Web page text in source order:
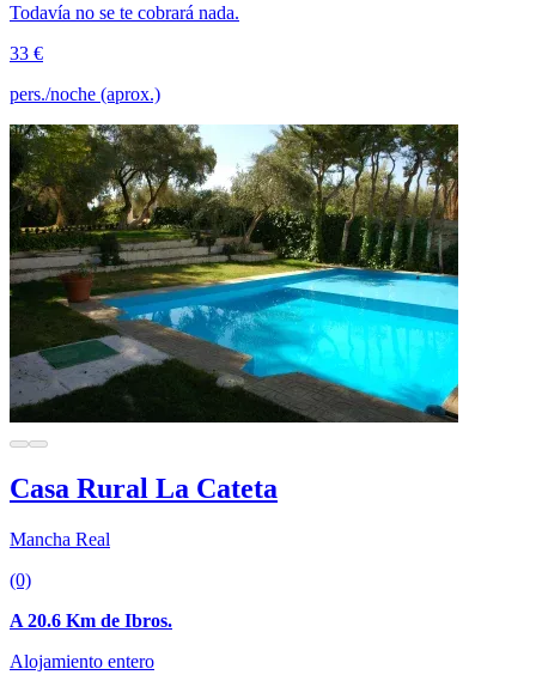
Todavía no se te cobrará nada.
33 €
pers./noche (aprox.)
Casa Rural La Cateta
Mancha Real
(0)
A 20.6 Km de Ibros.
Alojamiento entero